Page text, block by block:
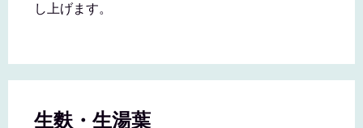
し上げます。
生麩・生湯葉